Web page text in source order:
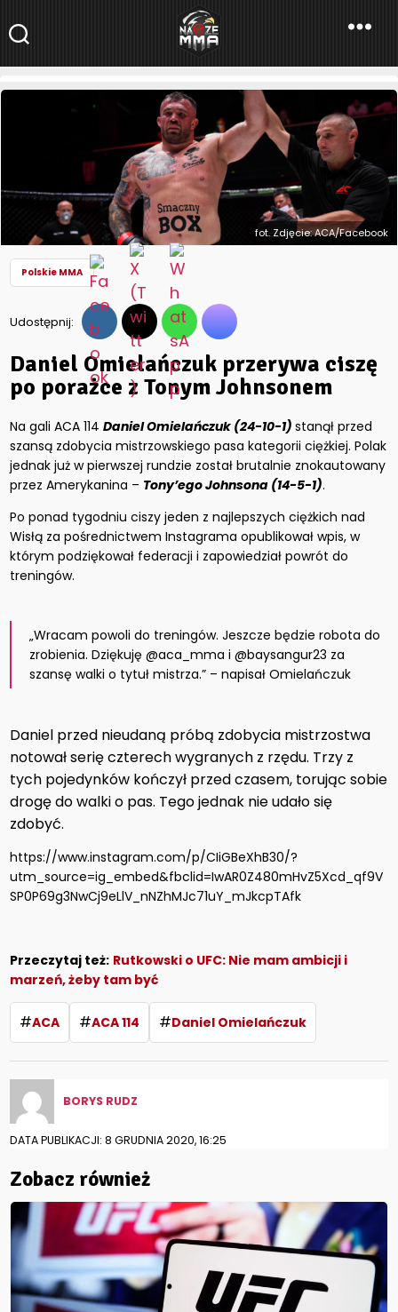
NaszeMMA
NaszeMMA.pl»Aktualności»Polskie MMA»Daniel Omielańczuk
przerywa ciszę po porażce z Tonym Johnsonem
fot. Zdjęcie: ACA/Facebook
Polskie MMA
Udostępnij:
Daniel Omielańczuk przerywa ciszę
po porażce z Tonym Johnsonem
Na gali ACA 114Daniel Omielańczuk (24-10-1)stanął przed
szansą zdobycia mistrzowskiego pasa kategorii ciężkiej. Polak
jednak już w pierwszej rundzie został brutalnie znokautowany
przez Amerykanina – Tony’ego Johnsona (14-5-1).
Po ponad tygodniu ciszy jeden z najlepszych ciężkich nad
Wisłą za pośrednictwem Instagrama opublikował wpis, w
którym podziękował federacji i zapowiedział powrót do
treningów.
„Wracam powoli do treningów. Jeszcze będzie robota do
zrobienia. Dziękuję @aca_mma i @baysangur23 za
szansę walki o tytuł mistrza.” – napisał Omielańczuk
Daniel przed nieudaną próbą zdobycia mistrzostwa
notował serię czterech wygranych z rzędu. Trzy z
tych pojedynków kończył przed czasem, torując sobie
drogę do walki o pas. Tego jednak nie udało się
zdobyć.
https://www.instagram.com/p/CIiGBeXhB30/?
utm_source=ig_embed&fbclid=IwAR0Z480mHvZ5Xcd_qf9V
SP0P69g3NwCj9eLlV_nNZhMJc71uY_mJkcpTAfk
Przeczytaj też: Rutkowski o UFC: Nie mam ambicji i
marzeń, żeby tam być
#ACA #ACA 114 #Daniel Omielańczuk
BORYS RUDZ
DATA PUBLIKACJI: 8 GRUDNIA 2020, 16:25
Zobacz również